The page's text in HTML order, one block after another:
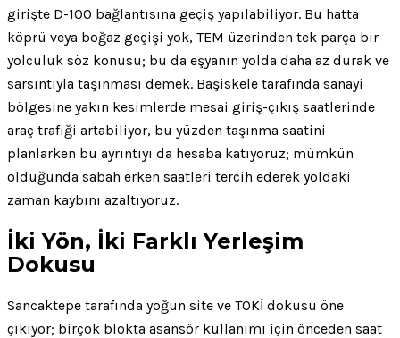
girişte D-100 bağlantısına geçiş yapılabiliyor. Bu hatta
köprü veya boğaz geçişi yok, TEM üzerinden tek parça bir
yolculuk söz konusu; bu da eşyanın yolda daha az durak ve
sarsıntıyla taşınması demek. Başiskele tarafında sanayi
bölgesine yakın kesimlerde mesai giriş-çıkış saatlerinde
araç trafiği artabiliyor, bu yüzden taşınma saatini
planlarken bu ayrıntıyı da hesaba katıyoruz; mümkün
olduğunda sabah erken saatleri tercih ederek yoldaki
zaman kaybını azaltıyoruz.
İki Yön, İki Farklı Yerleşim
Dokusu
Sancaktepe tarafında yoğun site ve TOKİ dokusu öne
çıkıyor; birçok blokta asansör kullanımı için önceden saat